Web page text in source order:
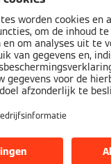
––
de absorber
of roestvrij
(AR)
collectorbehuizing